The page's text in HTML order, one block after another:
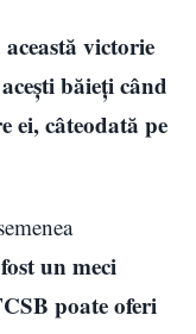
victorie
băieţi când
ei, câteodată pe
un meci
poate oferi